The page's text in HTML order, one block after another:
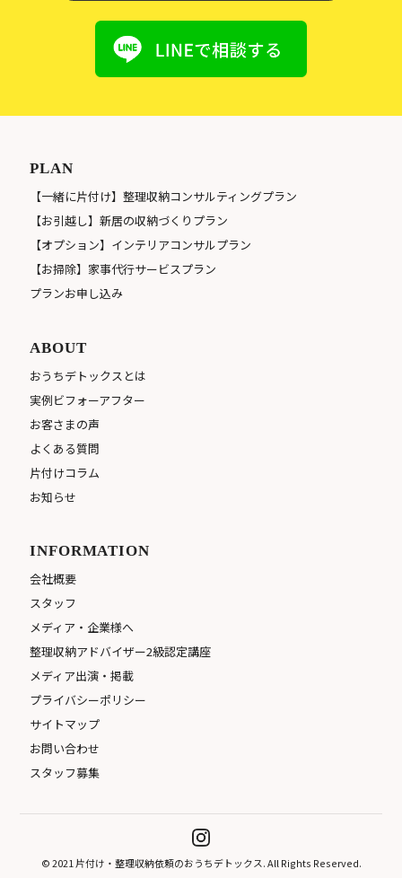
PLAN
【一緒に片付け】整理収納コンサルティングプラン
【お引越し】新居の収納づくりプラン
【オプション】インテリアコンサルプラン
【お掃除】家事代行サービスプラン
プランお申し込み
ABOUT
おうちデトックスとは
実例ビフォーアフター
お客さまの声
よくある質問
片付けコラム
お知らせ
INFORMATION
会社概要
スタッフ
メディア・企業様へ
整理収納アドバイザー2級認定講座
メディア出演・掲載
プライバシーポリシー
サイトマップ
お問い合わせ
スタッフ募集
© 2021 片付け・整理収納依頼のおうちデトックス. All Rights Reserved.